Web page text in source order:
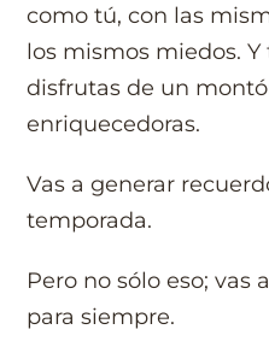
como tú, con las
los mismos miedos.
disfrutas de un
enriquecedoras.
Vas a generar
temporada.
Pero no sólo eso; vas
para siempre.